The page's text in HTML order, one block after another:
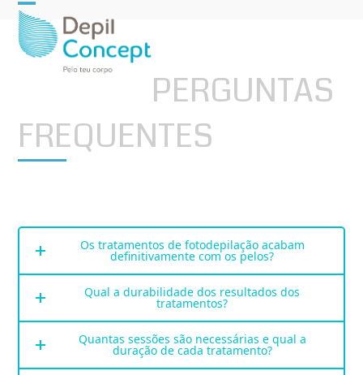
Open
mobile
menu
Close
mobile
menu
PERGUNTAS
FREQUENTES
Os tratamentos de fotodepilação acabam
definitivamente com os pelos?
Qual a durabilidade dos resultados dos
tratamentos?
Quantas sessões são necessárias e qual a
duração de cada tratamento?